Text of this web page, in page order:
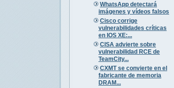
WhatsApp detectará
imágenes y vídeos falsos
Cisco corrige
vulnerabilidades críticas
en IOS XE:...
CISA advierte sobre
vulnerabilidad RCE de
TeamCity...
CXMT se convierte en el
fabricante de memoria
DRAM...